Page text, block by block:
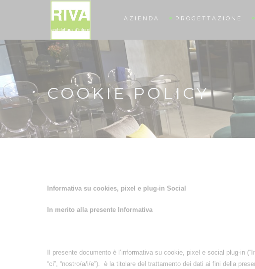
AZIENDA PROGETTAZIONE
COOKIE POLICY
Informativa su cookies, pixel e plug-in Social
In merito alla presente Informativa
Il presente documento è l’informativa su cookie, pixel e social plug-in
“ci”, “nostro/a/i/e”). è la titolare del trattamento dei dati ai fini della